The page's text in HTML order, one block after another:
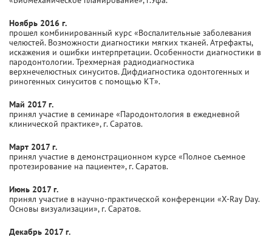
Ноябрь 2016 г.
прошел комбинированный курс «Воспалительные заболевания
челюстей. Возможности диагностики мягких тканей. Атрефакты,
искажения и ошибки интерпретации. Особенности диагностики в
пародонтологии. Трехмерная радиодиагностика
верхнечелюстных синуситов. Дифдиагностика одонтогенных и
риногенных синуситов с помощью КТ».
Май 2017 г.
принял участие в семинаре «Пародонтология в ежедневной
клинической практике», г. Саратов.
Март 2017 г.
принял участие в демонстрационном курсе «Полное съемное
протезирование на пациенте», г. Саратов.
Июнь 2017 г.
принял участие в научно-практической конференции «X-Ray Day.
Основы визуализации», г. Саратов.
Декабрь 2017 г.